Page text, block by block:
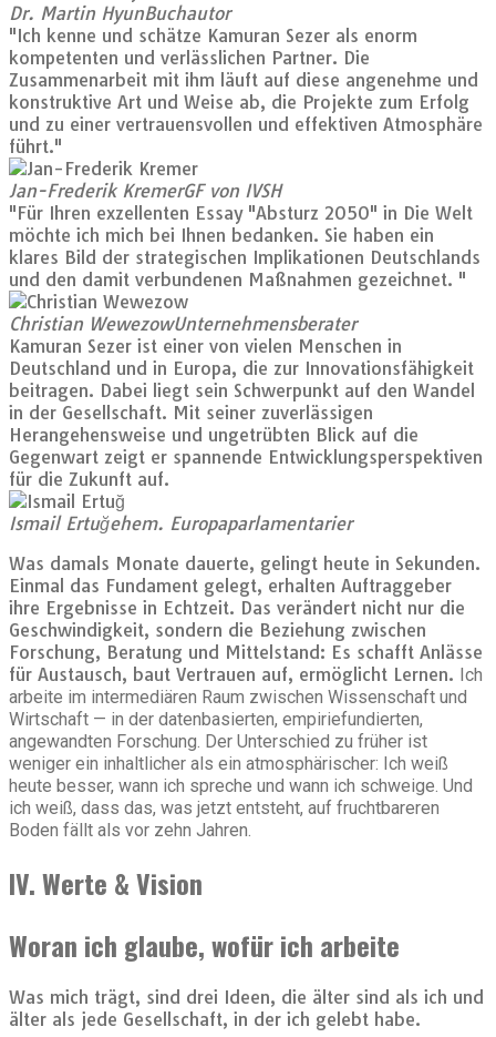
Dr. Martin HyunBuchautor
"Ich kenne und schätze Kamuran Sezer als enorm
kompetenten und verlässlichen Partner. Die
Zusammenarbeit mit ihm läuft auf diese angenehme und
konstruktive Art und Weise ab, die Projekte zum Erfolg
und zu einer vertrauensvollen und effektiven Atmosphäre
führt."
Jan-Frederik KremerGF von IVSH
"Für Ihren exzellenten Essay "Absturz 2050" in Die Welt
möchte ich mich bei Ihnen bedanken. Sie haben ein
klares Bild der strategischen Implikationen Deutschlands
und den damit verbundenen Maßnahmen gezeichnet. "
Christian WewezowUnternehmensberater
Kamuran Sezer ist einer von vielen Menschen in
Deutschland und in Europa, die zur Innovationsfähigkeit
beitragen. Dabei liegt sein Schwerpunkt auf den Wandel
in der Gesellschaft. Mit seiner zuverlässigen
Herangehensweise und ungetrübten Blick auf die
Gegenwart zeigt er spannende Entwicklungsperspektiven
für die Zukunft auf.
Ismail Ertuğehem. Europaparlamentarier
Was damals Monate dauerte, gelingt heute in Sekunden.
Einmal das Fundament gelegt, erhalten Auftraggeber
ihre Ergebnisse in Echtzeit. Das verändert nicht nur die
Geschwindigkeit, sondern die Beziehung zwischen
Forschung, Beratung und Mittelstand: Es schafft Anlässe
für Austausch, baut Vertrauen auf, ermöglicht Lernen. Ich
arbeite im intermediären Raum zwischen Wissenschaft und
Wirtschaft — in der datenbasierten, empiriefundierten,
angewandten Forschung. Der Unterschied zu früher ist
weniger ein inhaltlicher als ein atmosphärischer: Ich weiß
heute besser, wann ich spreche und wann ich schweige. Und
ich weiß, dass das, was jetzt entsteht, auf fruchtbareren
Boden fällt als vor zehn Jahren.
IV. Werte & Vision
Woran ich glaube, wofür ich arbeite
Was mich trägt, sind drei Ideen, die älter sind als ich und
älter als jede Gesellschaft, in der ich gelebt habe.